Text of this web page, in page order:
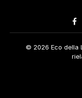
© 2026 Eco della